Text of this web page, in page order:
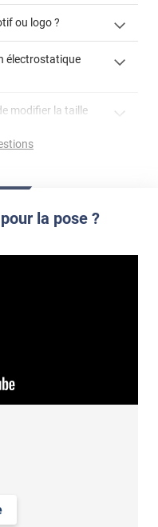
cet article
cet
enlever et stocker
ou logo ?
électrostatique
modifier la taille
personnalisée
la pose ?